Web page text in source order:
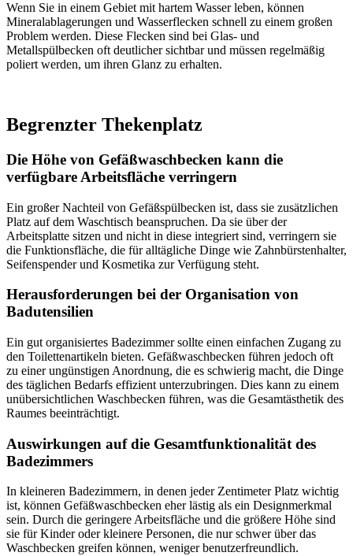
Wenn Sie in einem Gebiet mit hartem Wasser leben, können
Mineralablagerungen und Wasserflecken schnell zu einem großen
Problem werden. Diese Flecken sind bei Glas- und
Metallspülbecken oft deutlicher sichtbar und müssen regelmäßig
poliert werden, um ihren Glanz zu erhalten.
Begrenzter Thekenplatz
Die Höhe von Gefäßwaschbecken kann die
verfügbare Arbeitsfläche verringern
Ein großer Nachteil von Gefäßspülbecken ist, dass sie zusätzlichen
Platz auf dem Waschtisch beanspruchen. Da sie über der
Arbeitsplatte sitzen und nicht in diese integriert sind, verringern sie
die Funktionsfläche, die für alltägliche Dinge wie Zahnbürstenhalter,
Seifenspender und Kosmetika zur Verfügung steht.
Herausforderungen bei der Organisation von
Badutensilien
Ein gut organisiertes Badezimmer sollte einen einfachen Zugang zu
den Toilettenartikeln bieten. Gefäßwaschbecken führen jedoch oft
zu einer ungünstigen Anordnung, die es schwierig macht, die Dinge
des täglichen Bedarfs effizient unterzubringen. Dies kann zu einem
unübersichtlichen Waschbecken führen, was die Gesamtästhetik des
Raumes beeinträchtigt.
Auswirkungen auf die Gesamtfunktionalität des
Badezimmers
In kleineren Badezimmern, in denen jeder Zentimeter Platz wichtig
ist, können Gefäßwaschbecken eher lästig als ein Designmerkmal
sein. Durch die geringere Arbeitsfläche und die größere Höhe sind
sie für Kinder oder kleinere Personen, die nur schwer über das
Waschbecken greifen können, weniger benutzerfreundlich.